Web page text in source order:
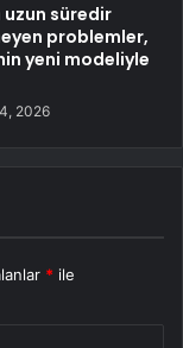
uzun süredir
problemler,
yeni modeliyle
2026
* ile